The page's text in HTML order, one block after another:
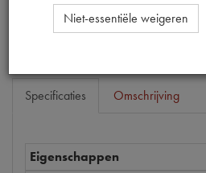
Bestel
Specificaties Omschrijving
Eigenschappen
Niet-essentiële weigeren